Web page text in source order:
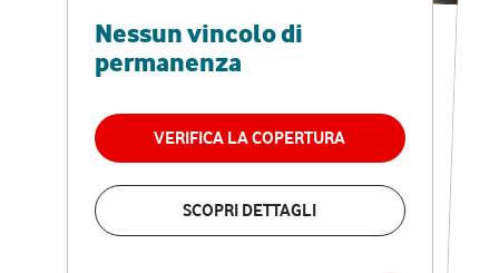
Nessun vincolo di
permanenza
VERIFICA LA COPERTURA
SCOPRI DETTAGLI
RETE FISSA + VODAFONE CLUB
29,95€
permanenza
VERIFICA LA COPERTURA